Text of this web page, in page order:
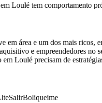
Loulé tem comportamento
em área e um dos mais
e empreendedores
em Loulé precisam de
SalirBoliqueime